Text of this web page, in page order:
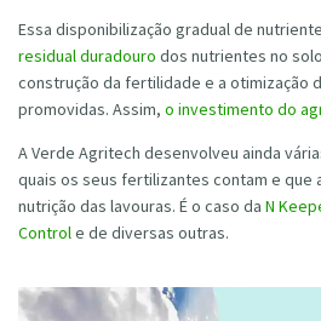
Essa disponibilização gradual de
residual duradouro dos nutrientes no
construção da fertilidade e a otimização
promovidas. Assim, o investimento do
A Verde Agritech desenvolveu ainda
quais os seus fertilizantes contam e que
nutrição das lavouras. É o caso da N
Controle de diversas outras.